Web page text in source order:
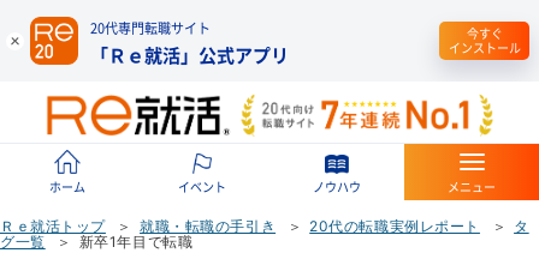
20代専門転職サイト
「Ｒｅ就活」公式アプリ
今すぐ
インストール
ホーム イベント ノウハウ メニュー
Ｒｅ就活トップ 就職・転職の手引き 20代の転職実例レポート
タ
グ一覧
新卒1年目で転職